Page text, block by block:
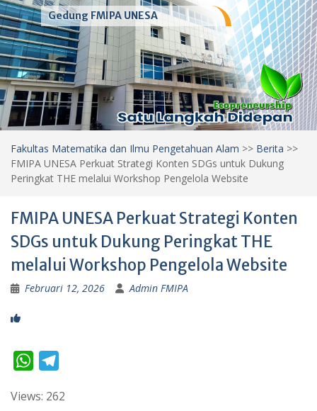
Gedung FMIPA UNESA
Fakultas Matematika dan Ilmu Pengetahuan Alam >> Berita >>
FMIPA UNESA Perkuat Strategi Konten SDGs untuk Dukung
Peringkat THE melalui Workshop Pengelola Website
FMIPA UNESA Perkuat Strategi Konten
SDGs untuk Dukung Peringkat THE
melalui Workshop Pengelola Website
Februari 12, 2026 Admin FMIPA
W
a
l
Views: 262